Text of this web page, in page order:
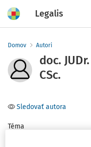
Legalis
Domov Autori
doc.
CSc.
Sledovať autora
Téma